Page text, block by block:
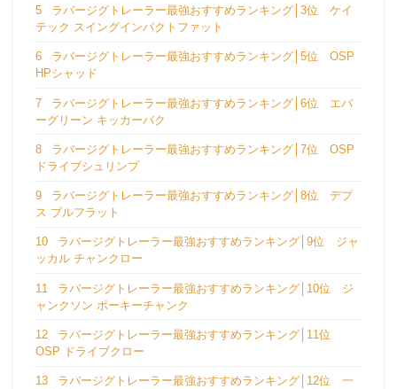
5
ラバージグトレーラー最強おすすめランキング│3位 ケイ
テック スイングインパクトファット
6
ラバージグトレーラー最強おすすめランキング│5位 OSP
HPシャッド
7
ラバージグトレーラー最強おすすめランキング│6位 エバ
ーグリーン キッカーバク
8
ラバージグトレーラー最強おすすめランキング│7位 OSP
ドライブシュリンプ
9
ラバージグトレーラー最強おすすめランキング│8位 デプ
ス ブルフラット
10
ラバージグトレーラー最強おすすめランキング│9位 ジャ
ッカル チャンクロー
11
ラバージグトレーラー最強おすすめランキング│10位 ジ
ャンクソン ポーキーチャンク
12
ラバージグトレーラー最強おすすめランキング│11位
OSP ドライブクロー
13
ラバージグトレーラー最強おすすめランキング│12位 一